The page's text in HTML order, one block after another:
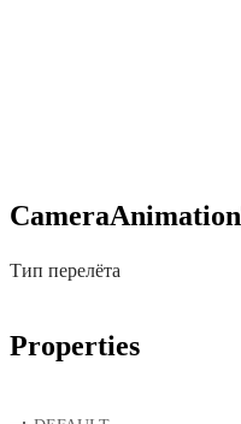
Тип перелёта
Properties